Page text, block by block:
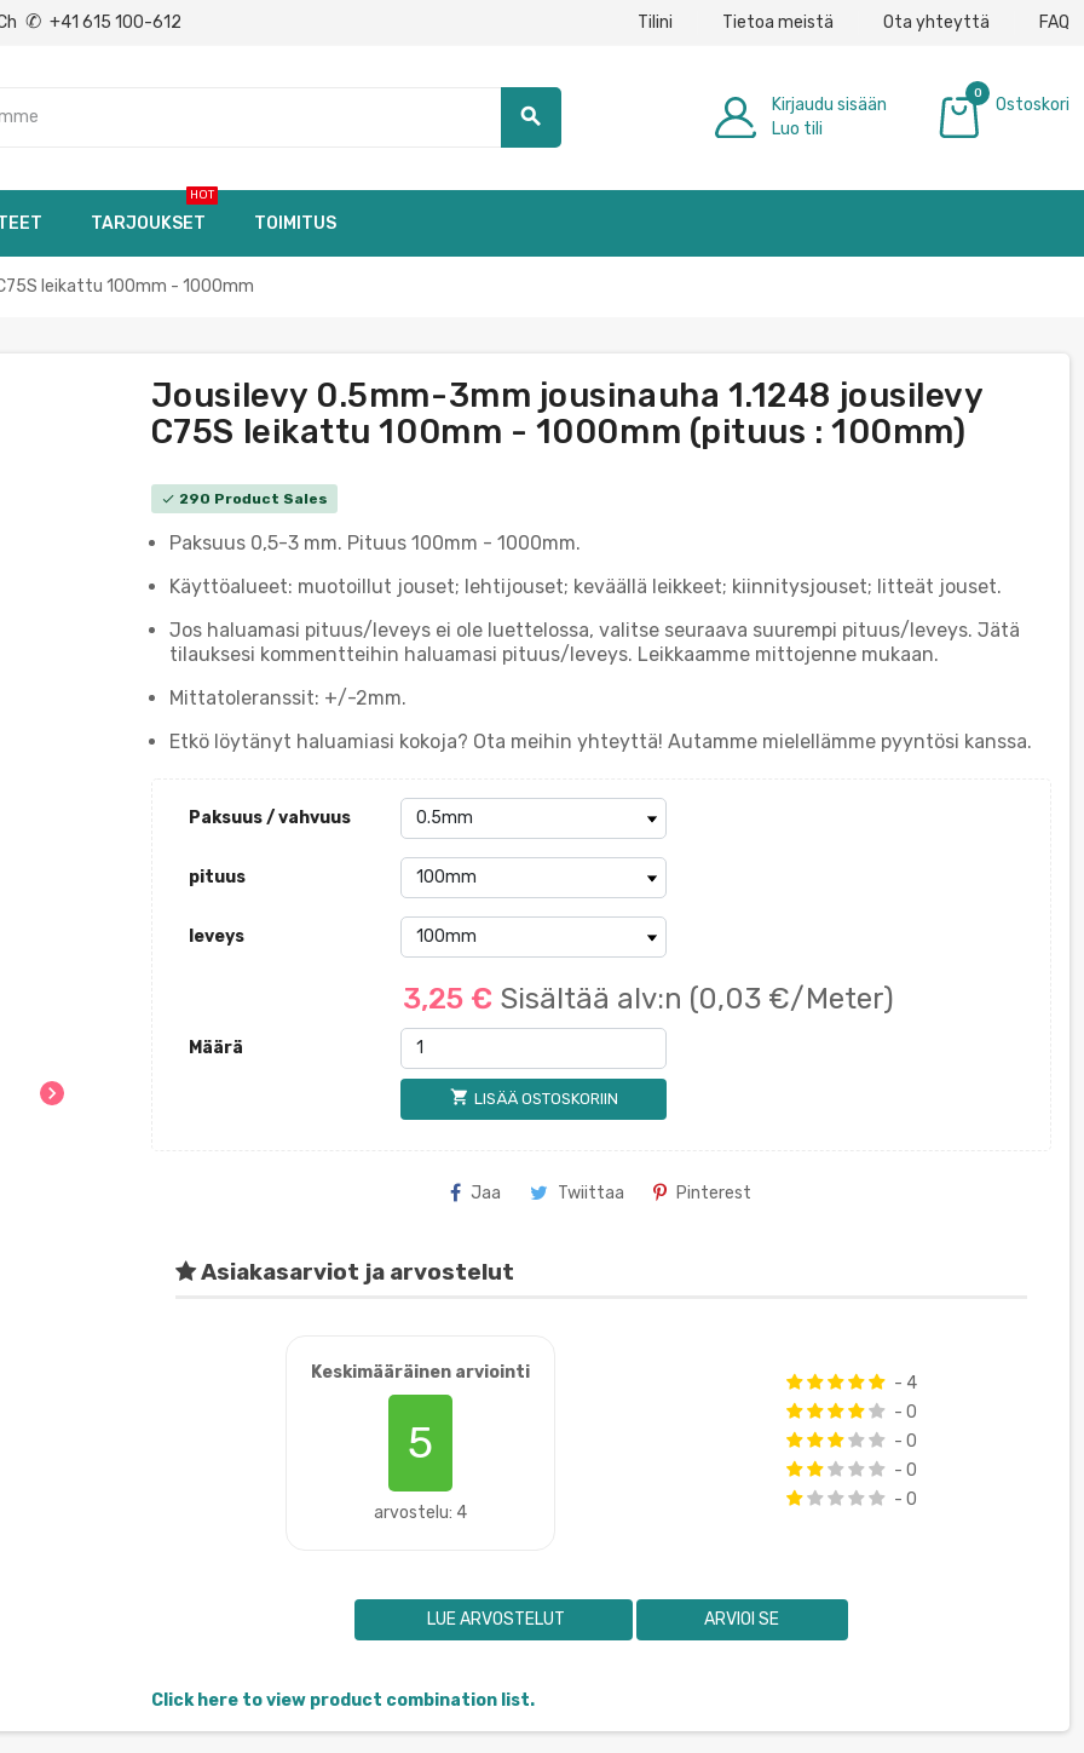
✆ +41 615 100-612 Tilini Tietoa meistä Ota yhteyttä FAQ
search
Kirjaudu sisään
Luo tili
0
Ostoskori
TARJOUKSET
HOT
TOIMITUS
leikattu 100mm - 1000mm
chevron_right
Jousilevy 0.5mm-3mm jousinauha 1.1248 jousilevy
C75S leikattu 100mm - 1000mm (pituus : 100mm)
check 290 Product Sales
Paksuus 0,5-3 mm. Pituus 100mm - 1000mm.
Käyttöalueet: muotoillut jouset; lehtijouset; keväällä leikkeet; kiinnitysjouset; litteät jouset.
Jos haluamasi pituus/leveys ei ole luettelossa, valitse seuraava suurempi pituus/leveys. Jätä
tilauksesi kommentteihin haluamasi pituus/leveys. Leikkaamme mittojenne mukaan.
Mittatoleranssit: +/-2mm.
Etkö löytänyt haluamiasi kokoja? Ota meihin yhteyttä! Autamme mielellämme pyyntösi kanssa.
Paksuus / vahvuus
pituus
leveys
3,25 € Sisältää alv:n (0,03 €/Meter)
Määrä
shopping_cart LISÄÄ OSTOSKORIIN
Jaa Twiittaa Pinterest
Asiakasarviot ja arvostelut
Keskimääräinen arviointi
5
arvostelu: 4
- 4
- 0
- 0
- 0
- 0
LUE ARVOSTELUT ARVIOI SE
Click here to view product combination list.